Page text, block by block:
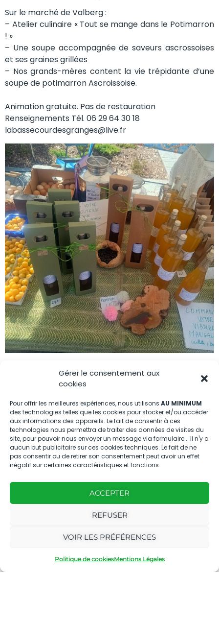
Gérer le consentement aux
cookies
Pour offrir les meilleures expériences, nous utilisons AU MINIMUM
des technologies telles que les cookies pour stocker et/ou accéder
aux informations des appareils. Le fait de consentir à ces
technologies nous permettra de traiter des données de visites du
site, pour pouvoir nous envoyer un message via formulaire... Il n'y a
aucun but publicitaire sur ces cookies techniques. Le fait de ne
pas consentir ou de retirer son consentement peut avoir un effet
négatif sur certaines caractéristiques et fonctions.
ACCEPTER
REFUSER
VOIR LES PRÉFÉRENCES
Politique de cookiesMentions Légales
Sur le marché de Valberg :
– Atelier culinaire « Tout se mange dans le Potimarron
! »
– Une soupe accompagnée de saveurs ascrossoises
et ses graines grillées
– Nos grands-mères content la vie trépidante d’une
soupe de potimarron Ascroissoise.
Animation gratuite. Pas de restauration
Renseignements Tél. 06 29 64 30 18
labassecourdesgranges@live.fr
Bleu Tomate, le magazine engagé
pour la transition écologique en
Provence et en Méditerranée.
Accès rapide